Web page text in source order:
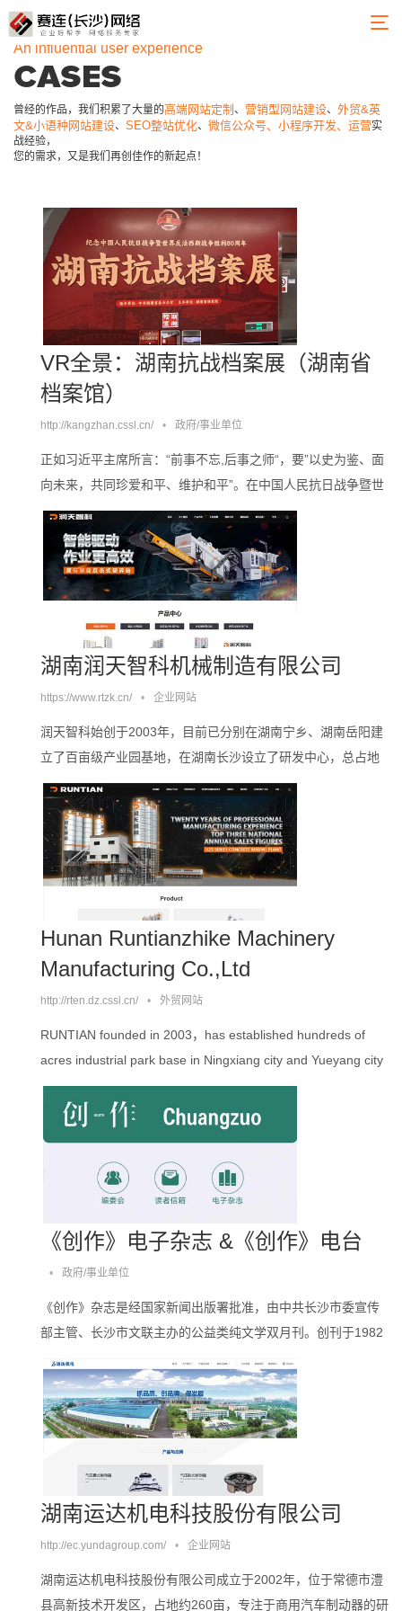
An influential user experience
CASES
曾经的作品，我们积累了大量的高端网站定制 、 营销型网站建设、 外贸&英
文&小语种网站建设、 SEO整站优化、 微信公众号、小程序开发、运营实
战经验，
您的需求，又是我们再创佳作的新起点！
VR全景：湖南抗战档案展（湖南省
档案馆）
http://kangzhan.cssl.cn/ • 政府/事业单位
正如习近平主席所言：“前事不忘,后事之师“，要”以史为鉴、面
向未来，共同珍爱和平、维护和平”。在中国人民抗日战争暨世
界反法西斯战争胜利80周年之际，湖南省档案馆举办此次档案
展，旨在致敬为中国抗战胜利建立了历史功勋的中华儿女，祭
奠在抗战中英勇献身的烈士与惨遭侵略者杀戮的无辜死难者，
以期弘扬伟大的抗战精神，为实现中华民族伟大复兴汇聚磅礴
湖南润天智科机械制造有限公司
https://www.rtzk.cn/ • 企业网站
润天智科始创于2003年，目前已分别在湖南宁乡、湖南岳阳建
立了百亩级产业园基地，在湖南长沙设立了研发中心，总占地
面积超10万平方米。润天智科拥有一支由国内及国外机电专家
组成的研发团队，并成立了混凝土搅拌事业部、沥青混合料搅
拌事业部及砂石装备事业部三大核心部门，拥有100多项实用新
型专利和发明专利。。。。
Hunan Runtianzhike Machinery
Manufacturing Co.,Ltd
http://rten.dz.cssl.cn/ • 外贸网站
RUNTIAN founded in 2003，has established hundreds of
acres industrial park base in Ningxiang city and Yueyang city
Hunan. It has set up a research and development center in
Changsha。。。
《创作》电子杂志 &《创作》电台
• 政府/事业单位
《创作》杂志是经国家新闻出版署批准，由中共长沙市委宣传
部主管、长沙市文联主办的公益类纯文学双月刊。创刊于1982
安忆、刘亮程、阿来、叶兆言、韩少功、王跃文等诸多******作
家的作品。。。。
湖南运达机电科技股份有限公司
http://ec.yundagroup.com/ • 企业网站
湖南运达机电科技股份有限公司成立于2002年，位于常德市澧
县高新技术开发区，占地约260亩，专注于商用汽车制动器的研